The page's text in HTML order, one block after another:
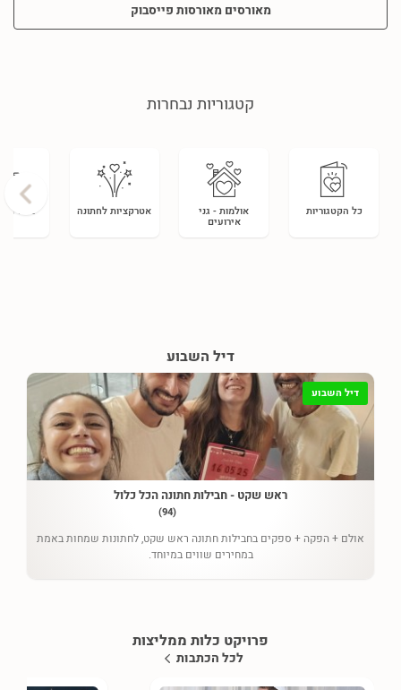
מאורסים מאורסות פייסבוק
קטגוריות נבחרות
כל הקטגוריות אולמות - גני
אירועים
אטרקציות לחתונה צלמים
›
דיל השבוע
דיל השבוע
ראש שקט - חבילות חתונה הכל כלול
(94)
אולם + הפקה + ספקים בחבילות חתונה ראש שקט, לחתונות שמחות באמת
במחירים שווים במיוחד.
פרויקט כלות ממליצות
לכל הכתבות